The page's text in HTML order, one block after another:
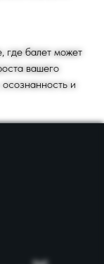
где балет может
вашего
осознанность и